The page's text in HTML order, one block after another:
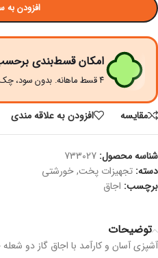
افزودن به
امکان قسط‌بندی
۴ قسط ماهانه. بدون سود، چک و ضامن.
مقايسه افزودن به علاقه مندی
شناسه محصول: 733027
دسته: تجهیزات پخت,خورشتی
برچسب: اجاق
توضیحات
آشپزی آسان و کارآمد با اجاق گاز دو